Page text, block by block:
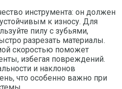
инструмента: он должен
к износу. Для
пилу с зубьями,
разрезать материалы.
скоростью поможет
избегая повреждений.
и наклонов
что особенно важно при